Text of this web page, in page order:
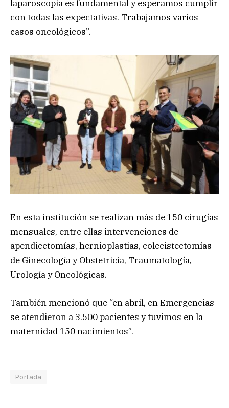
laparoscopia es fundamental y esperamos cumplir
con todas las expectativas. Trabajamos varios
casos oncológicos”.
En esta institución se realizan más de 150 cirugías
mensuales, entre ellas intervenciones de
apendicetomías, hernioplastias, colecistectomías
de Ginecología y Obstetricia, Traumatología,
Urología y Oncológicas.
También mencionó que “en abril, en Emergencias
se atendieron a 3.500 pacientes y tuvimos en la
maternidad 150 nacimientos”.
Portada